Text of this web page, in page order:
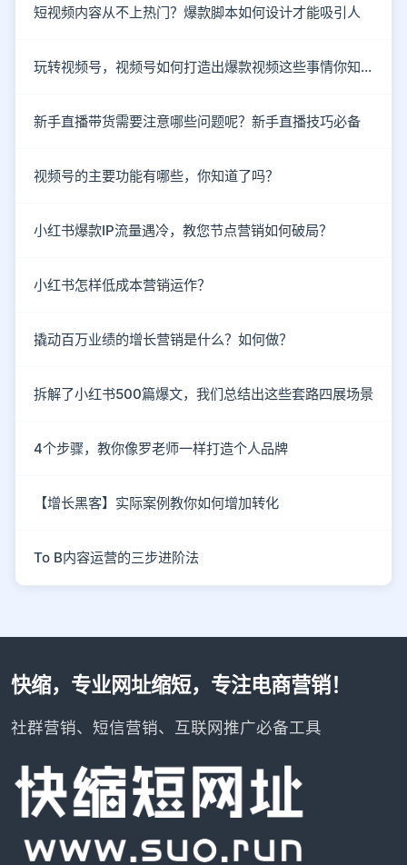
短视频内容从不上热门？爆款脚本如何设计才能吸引人
玩转视频号，视频号如何打造出爆款视频这些事情你知道了吗？
新手直播带货需要注意哪些问题呢？新手直播技巧必备
视频号的主要功能有哪些，你知道了吗？
小红书爆款IP流量遇冷，教您节点营销如何破局？
小红书怎样低成本营销运作？
撬动百万业绩的增长营销是什么？如何做？
拆解了小红书500篇爆文，我们总结出这些套路四展场景
4个步骤，教你像罗老师一样打造个人品牌
【增长黑客】实际案例教你如何增加转化
To B内容运营的三步进阶法
快缩，专业网址缩短，专注电商营销！
社群营销、短信营销、互联网推广必备工具